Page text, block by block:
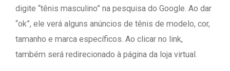
digite “tênis masculino” na pesquisa do Google. Ao dar
“ok”, ele verá alguns anúncios de tênis de modelo, cor,
tamanho e marca específicos. Ao clicar no link,
também será redirecionado à página da loja virtual.